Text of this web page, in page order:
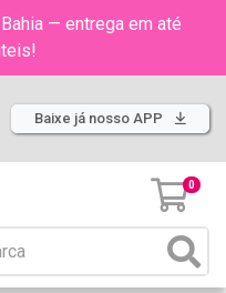
— entrega em até
Baixe já nosso APP
0